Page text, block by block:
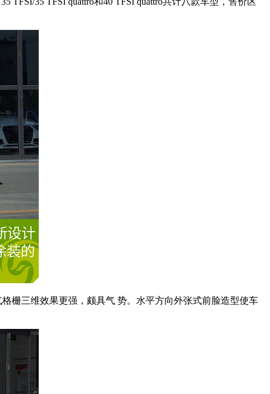
栅三维效果更强，颇具气 势。水平方向外张式前脸造型使车